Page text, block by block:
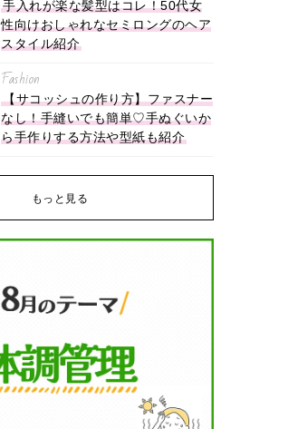
手入れが楽な髪型はコレ！50代女
性向けおしゃれなセミロングのヘア
スタイル紹介
Fashion
【サコッシュの作り方】ファスナー
なし！手縫いでも簡単♡手ぬぐいか
ら手作りする方法や型紙も紹介
もっと見る